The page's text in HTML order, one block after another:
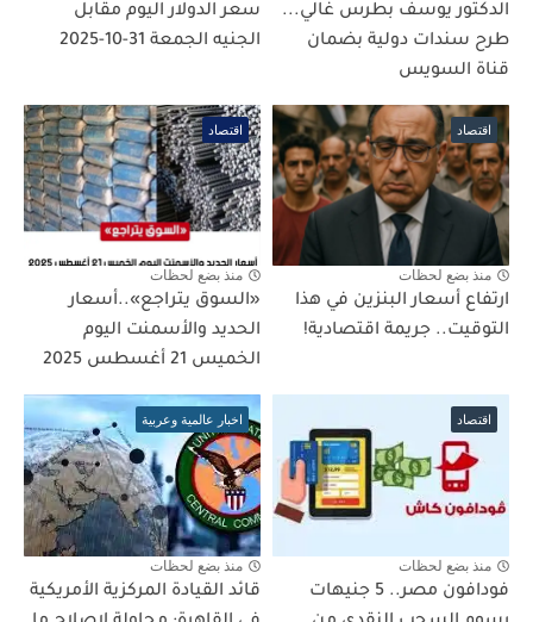
الدكتور يوسف بطرس غالي...
طرح سندات دولية بضمان
قناة السويس
سعر الدولار اليوم مقابل
الجنيه الجمعة 31-10-2025
اقتصاد
منذ بضع لحظات
ارتفاع أسعار البنزين في هذا
التوقيت.. جريمة اقتصادية!
اقتصاد
منذ بضع لحظات
«السوق يتراجع»..أسعار
الحديد والأسمنت اليوم
الخميس 21 أغسطس 2025
اقتصاد
منذ بضع لحظات
فودافون مصر.. 5 جنيهات
اخبار عالمية وعربية
منذ بضع لحظات
قائد القيادة المركزية الأمريكية